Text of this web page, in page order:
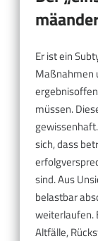
Er ist ein
Maßnahmen
müssen.
sich, dass
sind. Aus
belastbar
weiterlaufen.
Altfälle,